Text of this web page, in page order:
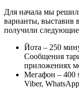
Для начала мы
варианты, выставив
получили следующие
Йота – 250
Сообщения
приложениях
Мегафон – 400
Viber,